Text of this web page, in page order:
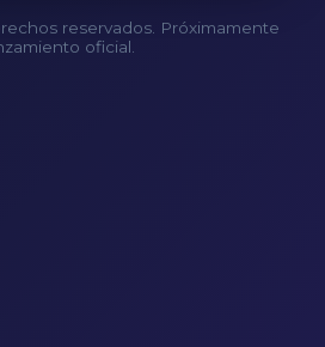
reservados. Próximamente
oficial.